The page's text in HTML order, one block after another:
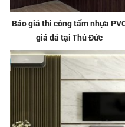
Báo giá thi công tấm nhựa
giả đá tại Thủ Đức